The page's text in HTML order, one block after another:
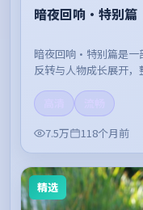
暗夜回响·特别篇
暗夜回响·特别篇是一
反转与人物成长展开，
7.5万
118个月前
精选